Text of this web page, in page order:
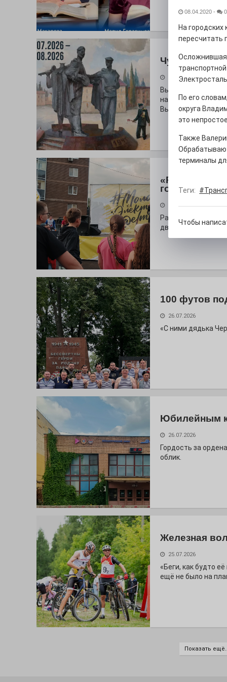
Чувство
28.07.2026
Выставка
на который
Выставочный зал
«Районы-
городу
27.07.2026
Радость в
дважды порадует
100 футов
26.07.2026
«С ними дядька
Юбилейным
26.07.2026
Гордость за
облик.
Железная
25.07.2026
«Беги, как будто
ещё не было на
Показать
08.04.2020 - 0
На
пересчитать
По его
округа
это
Также
терминалы
Теги:
Чтобы